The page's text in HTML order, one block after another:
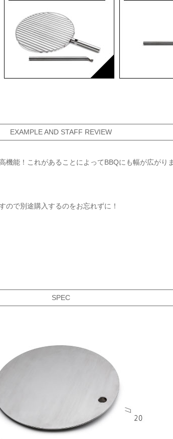
EXAMPLE AND STAFF REVIEW
機能！これがあることによってBBQにも幅が広がり
ので別途購入するのをお忘れずに！
SPEC